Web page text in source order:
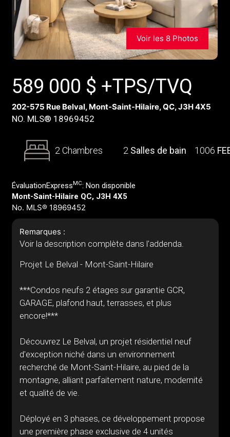
Voir les 8 Photos
589 000 $ +TPS/TVQ
202-575 Rue Belval, Mont-Saint-Hilaire, QC, J3H 4X5
NO. MLS® 18969452
2 Chambres 2 Salles de bain 1006
ÉvaluationExpress MC: Non disponible
Mont-Saint-Hilaire QC, J3H 4X5
No. MLS® 18969452
Remarques :
Voir la description complète dans l'addenda.
Projet Le Belval - Mont-Saint-Hilaire
***Condos neufs 2 étages sur garantie GCR,
GARAGE, plafond haut, terrasses, et plus
encore!***
Découvrez Le Belval, un projet résidentiel neuf
d'exception niché dans un environnement
recherché de Mont-Saint-Hilaire, au pied de la
montagne, alliant parfaitement nature, modernité
et qualité de vie.
Déployé en 3 phases, ce développement propose
une première phase exclusive de 4 unités